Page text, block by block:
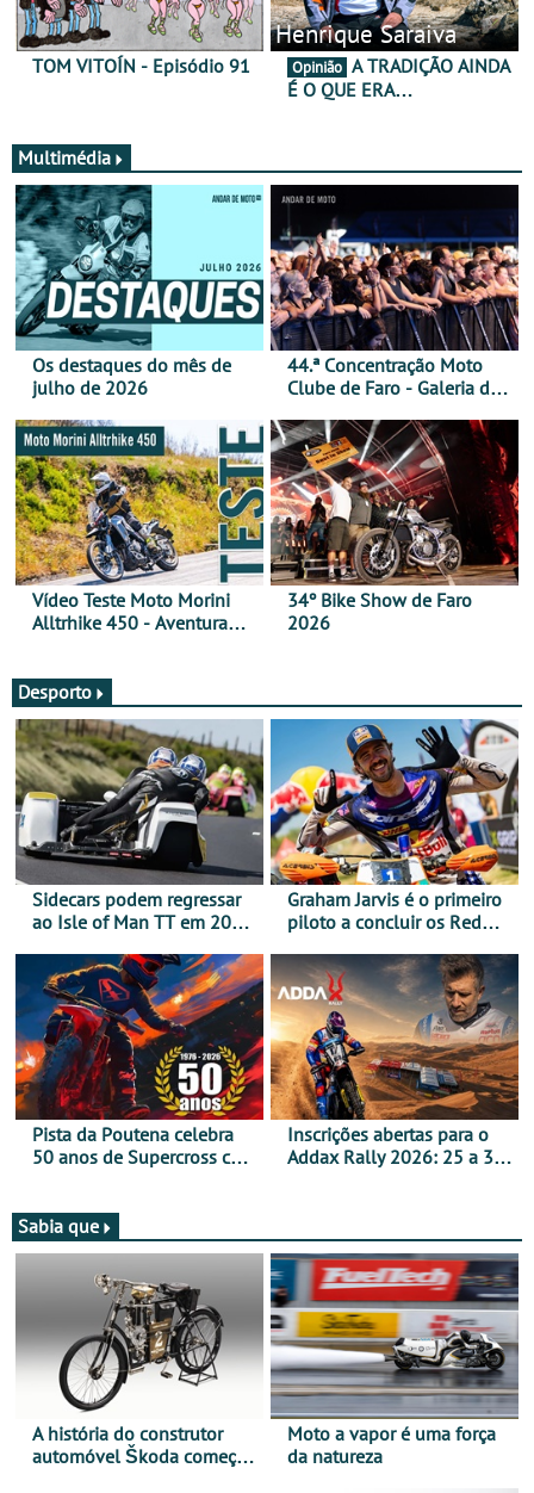
TOM VITOÍN - Episódio 91
Henrique Saraiva
Opinião
É O QUE ERA…
Multimédia
Os destaques do mês de
julho de 2026
44.ª Concentração Moto
Clube de Faro - Galeria de
Vídeo Teste Moto Morini
Alltrhike 450 - Aventura
34º Bike Show de Faro
2026
Desporto
Sidecars podem regressar
ao Isle of Man TT em 2027
Graham Jarvis é o primeiro
piloto a concluir os Red
moto elétrica
Pista da Poutena celebra
50 anos de Supercross com
Inscrições abertas para o
Addax Rally 2026: 25 a 30
Sabia que
A história do construtor
automóvel Škoda começou
Moto a vapor é uma força
da natureza